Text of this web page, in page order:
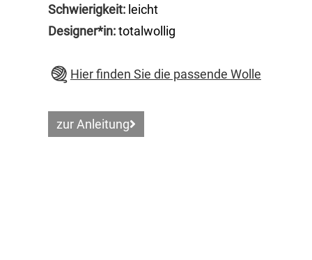
Schwierigkeit: leicht
Designer*in:totalwollig
Hier finden Sie die passende Wolle
zur Anleitung